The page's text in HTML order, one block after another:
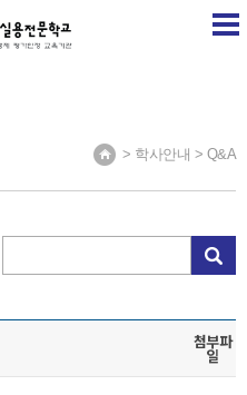
> 학사안내 > Q&A
첨부파
일